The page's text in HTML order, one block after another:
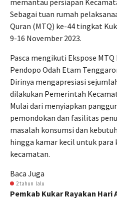
memantau persiapan
Sebagai tuan rumah
Quran (MTQ) ke-44 tingkat
9-16 November 2023.
Pasca mengikuti Ekspose
Pendopo Odah Etam
Dirinya mengapresiasi
dilakukan Pemerintah
Mulai dari menyiapkan
pemondokan dan fasilitas
masalah konsumsi dan
hingga kamar kecil untuk para
kecamatan.
Baca Juga
2 tahun lalu
Pemkab Kukar Rayakan Hari